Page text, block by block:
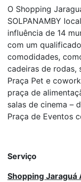
O Shopping
SOLPANAMBY
influência de 14
com um
comodidades,
cadeiras de rodas,
Praça Pet e
praça de
salas de cinema –
Praça de Eventos
Serviço
Shopping Jaraguá